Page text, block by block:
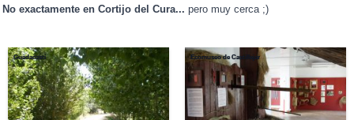
No exactamente en Cortijo del Cura... pero muy cerca ;)
Guadacasti Ecomuseo de Castillejar